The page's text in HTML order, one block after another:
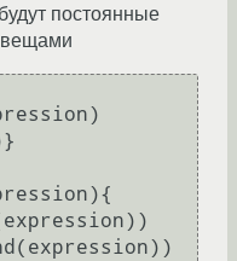
постоянные
вещами